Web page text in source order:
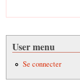
User menu
Se connecter